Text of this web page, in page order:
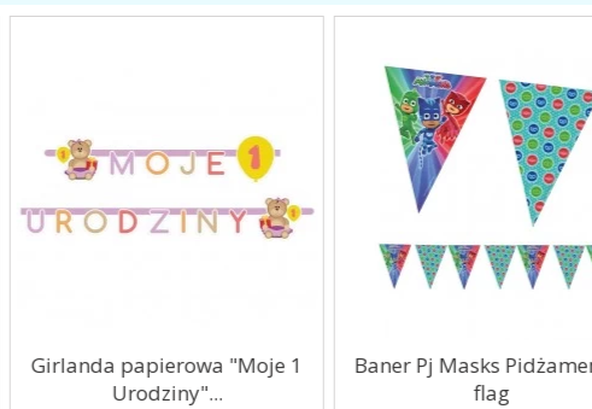
Girlanda papierowa "Moje 1
Urodziny"...
Baner Pj Masks
flag